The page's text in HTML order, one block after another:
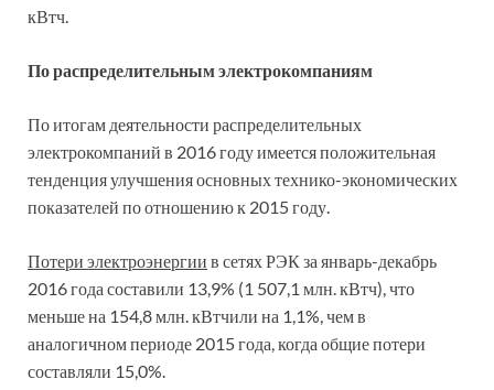
кВтч.
По распределительным электрокомпаниям
По итогам деятельности распределительных
электрокомпаний в 2016 году имеется положительная
тенденция улучшения основных технико-экономических
показателей по отношению к 2015 году.
Потери электроэнергии в сетях РЭК за январь-декабрь
2016 года составили 13,9% (1 507,1 млн. кВтч), что
меньше на 154,8 млн. кВтчили на 1,1%, чем в
аналогичном периоде 2015 года, когда общие потери
составляли 15,0%.